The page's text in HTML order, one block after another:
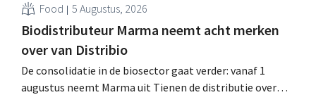
Food 5 Augustus, 2026
Biodistributeur Marma neemt acht merken
over van Distribio
De consolidatie in de biosector gaat verder: vanaf 1
augustus neemt Marma uit Tienen de distributie over